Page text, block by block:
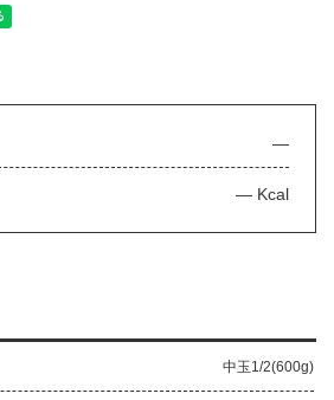
—
— Kcal
中玉1/2(600g)